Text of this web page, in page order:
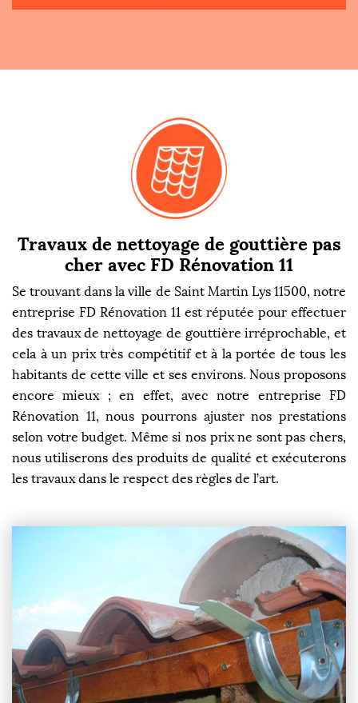
Travaux de nettoyage de gouttière pas
cher avec FD Rénovation 11
Se trouvant dans la ville de Saint Martin Lys 11500, notre
entreprise FD Rénovation 11 est réputée pour effectuer
des travaux de nettoyage de gouttière irréprochable, et
cela à un prix très compétitif et à la portée de tous les
habitants de cette ville et ses environs. Nous proposons
encore mieux ; en effet, avec notre entreprise FD
Rénovation 11, nous pourrons ajuster nos prestations
selon votre budget. Même si nos prix ne sont pas chers,
nous utiliserons des produits de qualité et exécuterons
les travaux dans le respect des règles de l’art.